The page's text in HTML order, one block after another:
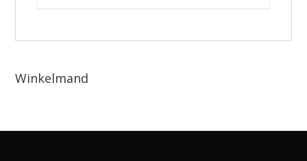
Winkelmand